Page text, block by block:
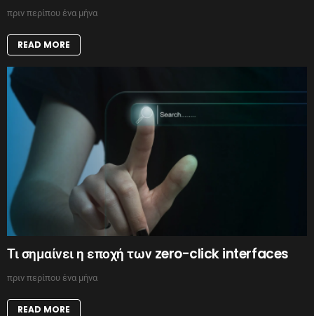
πριν περίπου ένα μήνα
READ MORE
Τι σημαίνει η εποχή των zero-click interfaces
πριν περίπου ένα μήνα
READ MORE